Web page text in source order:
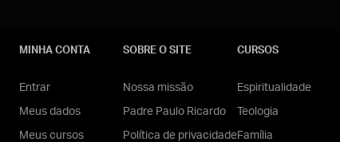
MINHA CONTA
Entrar
Meus dados
Meus cursos
SOBRE O SITE
Nossa missão
Padre Paulo Ricardo
Política de privacidade
CURSOS
Espiritualidade
Teologia
Família